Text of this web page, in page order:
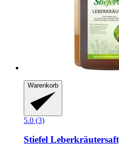
Warenkorb
5.0 (3)
Stiefel